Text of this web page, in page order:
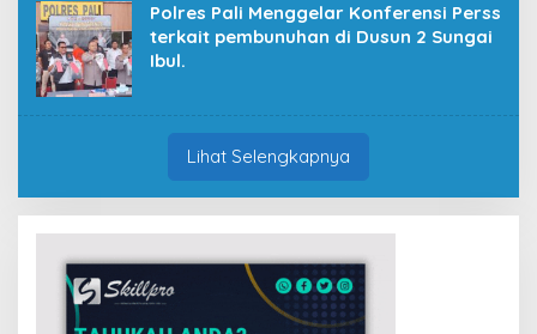
Polres Pali Menggelar Konferensi Perss
terkait pembunuhan di Dusun 2 Sungai
Ibul.
Lihat Selengkapnya